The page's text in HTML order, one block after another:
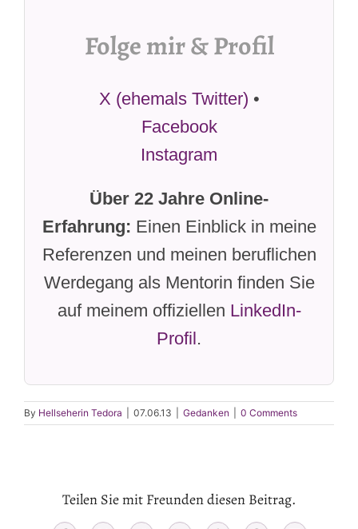
Folge mir & Profil
X (ehemals Twitter) •
Facebook
Instagram
Über 22 Jahre Online-
Erfahrung: Einen Einblick in meine
Referenzen und meinen beruflichen
Werdegang als Mentorin finden Sie
auf meinem offiziellen LinkedIn-
Profil .
By Hellseherin Tedora 07.06.13 Gedanken 0 Comments
Teilen Sie mit Freunden diesen Beitrag.